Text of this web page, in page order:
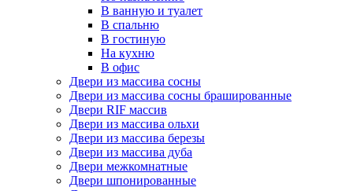
В ванную и туалет
В спальню
В гостиную
На кухню
В офис
Двери из массива сосны
Двери из массива сосны брашированные
Двери RIF массив
Двери из массива ольхи
Двери из массива березы
Двери из массива дуба
Двери межкомнатные
Двери шпонированные